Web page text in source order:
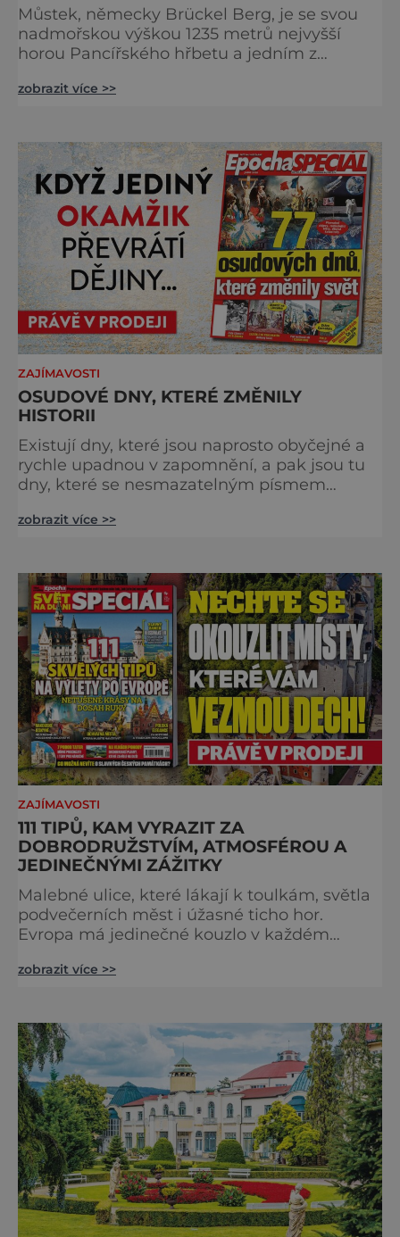
Můstek, německy Brückel Berg, je se svou
nadmořskou výškou 1235 metrů nejvyšší
horou Pancířského hřbetu a jedním z
Šumavy. Přestože nestojí v centru hlavních
Můstek si dodnes uchovává syrový horský
charakter, klid a zvláštní atmosféru
šumavských hřebenů, kde se střídá hustý les
zobrazit více >>
ZAJÍMAVOSTI
OSUDOVÉ DNY, KTERÉ ZMĚNILY
HISTORII
Existují dny, které jsou naprosto obyčejné a
rychle upadnou v zapomnění, a pak jsou tu
dny, které se nesmazatelným písmem
dojde k významnému objevu nebo děsivé
krážem. Je 10. dubna roku 49 př. n. l. a na
břehu říčky Rubikon pronáší Gaius Julius
Caesar svou slavnou vě
zobrazit více >>
ZAJÍMAVOSTI
111 TIPŮ, KAM VYRAZIT ZA
DOBRODRUŽSTVÍM, ATMOSFÉROU A
JEDINEČNÝMI ZÁŽITKY
Malebné ulice, které lákají k toulkám, světla
podvečerních měst i úžasné ticho hor.
Evropa má jedinečné kouzlo v každém
zve na cestu plnou inspirace, dobrodružství i
podobě. Města s neopakovatelnou
atmosférou Vydejte se s námi na prohlídku
měst, která patří k
zobrazit více >>